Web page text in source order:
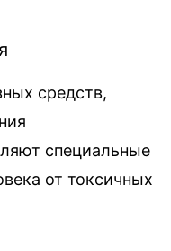
средств,
специальные
от токсичных